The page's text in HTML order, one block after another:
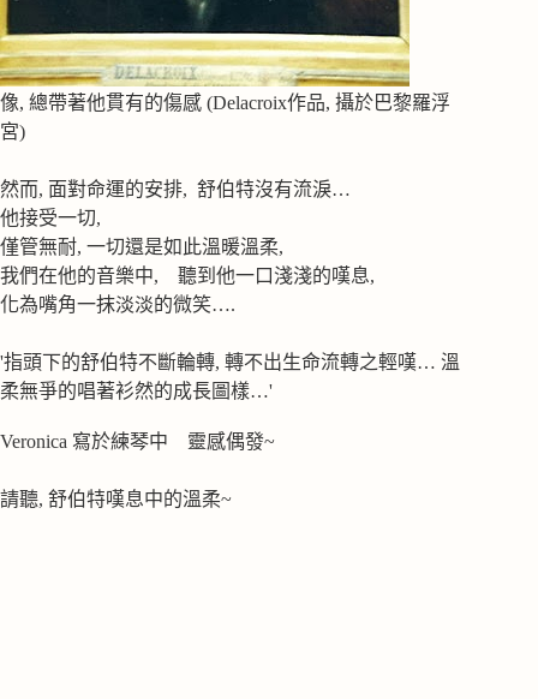
像, 總帶著他貫有的傷感 (Delacroix作品, 攝於巴黎羅浮
宮)
然而, 面對命運的安排, 舒伯特沒有流淚…
他接受一切,
僅管無耐, 一切還是如此溫暖溫柔,
我們在他的音樂中, 聽到他一口淺淺的嘆息,
化為嘴角一抹淡淡的微笑….
'指頭下的舒伯特不斷輪轉, 轉不出生命流轉之輕嘆… 溫
柔無爭的唱著衫然的成長圖樣…'
Veronica 寫於練琴中 靈感偶發~
請聽, 舒伯特嘆息中的溫柔~